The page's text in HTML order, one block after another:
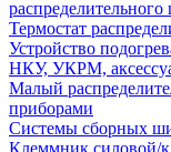
распределительного
Термостат
Устройство
НКУ, УКРМ,
Малый
приборами
Системы сборных
Клеммник силовой/